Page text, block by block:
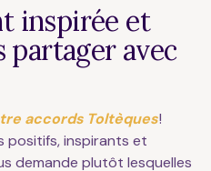
inspirée et
partager avec
accords Toltèques!
positifs, inspirants et
demande plutôt lesquelles